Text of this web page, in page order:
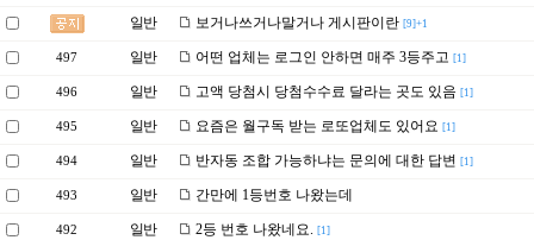
일반 보거나쓰거나말거나 게시판이란 [9]+1
497 일반 어떤 업체는 로그인 안하면 매주 3등주고 [1]
496 일반 고액 당첨시 당첨수수료 달라는 곳도 있음 [1]
495 일반 요즘은 월구독 받는 로또업체도 있어요 [1]
494 일반 반자동 조합 가능하냐는 문의에 대한 답변 [1]
493 일반 간만에 1등번호 나왔는데
492 일반 2등 번호 나왔네요. [1]